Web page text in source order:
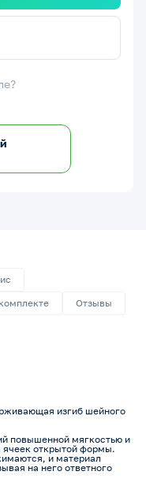
Отзывы
изгиб шейного
повышенной мягкостью и
ячеек открытой формы.
и материал
на него ответного